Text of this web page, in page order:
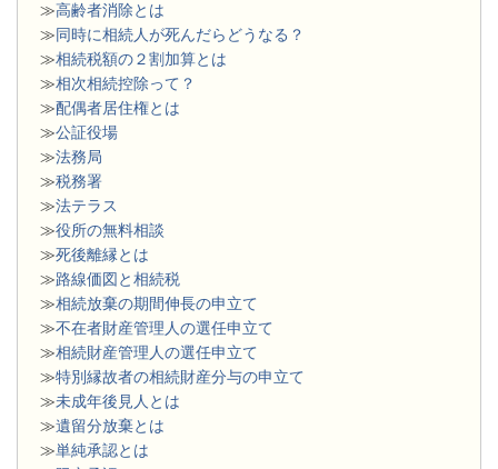
≫高齢者消除とは
≫同時に相続人が死んだらどうなる？
≫相続税額の２割加算とは
≫相次相続控除って？
≫配偶者居住権とは
≫公証役場
≫法務局
≫税務署
≫法テラス
≫役所の無料相談
≫死後離縁とは
≫路線価図と相続税
≫相続放棄の期間伸長の申立て
≫不在者財産管理人の選任申立て
≫相続財産管理人の選任申立て
≫特別縁故者の相続財産分与の申立て
≫未成年後見人とは
≫遺留分放棄とは
≫単純承認とは